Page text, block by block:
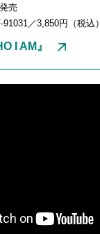
売
91031／3,850円（税込）
I AM』